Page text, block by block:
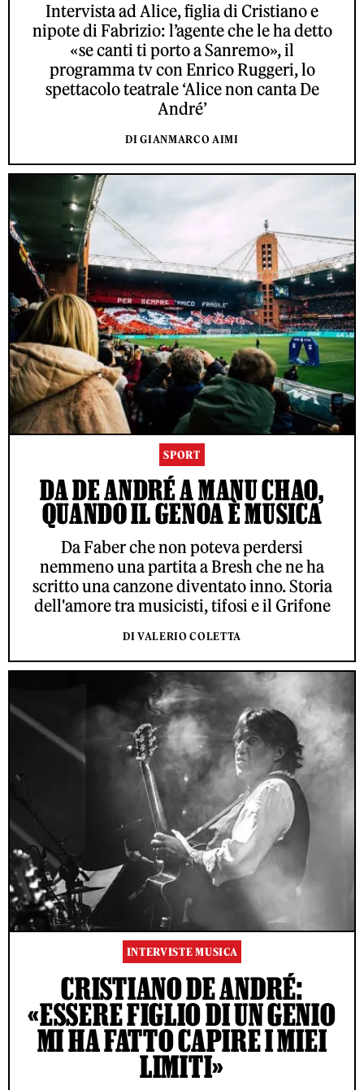
Intervista ad Alice, figlia di Cristiano e
nipote di Fabrizio: l’agente che le ha detto
«se canti ti porto a Sanremo», il
programma tv con Enrico Ruggeri, lo
spettacolo teatrale ‘Alice non canta De
André’
DI GIANMARCO AIMI
SPORT
DA DE ANDRÉ A MANU CHAO,
QUANDO IL GENOA È MUSICA
Da Faber che non poteva perdersi
nemmeno una partita a Bresh che ne ha
scritto una canzone diventato inno. Storia
dell'amore tra musicisti, tifosi e il Grifone
DI VALERIO COLETTA
INTERVISTE MUSICA
CRISTIANO DE ANDRÉ:
«ESSERE FIGLIO DI UN GENIO
MI HA FATTO CAPIRE I MIEI
LIMITI»